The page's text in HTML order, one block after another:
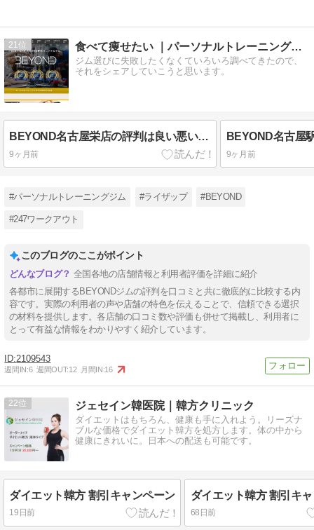
21 食べて痩せたい ｜パーソナルトレーニングジム選び
ジム選びに失敗したくなくていろいろ調べてきたので、
それをシェアしていこうと思います。
BEYOND名古屋栄店の評判は良い悪い？他社と比較しながら口コミを徹底評価！
9ヶ月前 9ヶ月前
#パーソナルトレーニングジム #ライザップ #BEYOND
#247ワークアウト
このブログのここがポイント
全国各地の店舗情報と利用者評価を詳細に紹介
各都市に展開するBEYONDジムの評判を口コミと共に徹底的に比較する内
容です。実際の利用者の声や店舗の特色を伝えることで、信頼できる選択
の材料を提供します。各店舗の口コミ数や評価も併せて掲載し、利用者に
とって有益な情報をわかりやすく紹介しています。
2109543
週間IN:6 週間OUT:12 月間IN:16
22 ジェセイン韓医院｜韓方クリニック
ダイエットはもちろん、健康も手に入れよう。リーズナ
ブルな価格でダイエット韓方を処方します。体の中から
健康にきれいに。日本への配送も可能です。
ダイエット韓方 割引キャンペーン
19日前
ダイエット韓方 割引キ
68日前